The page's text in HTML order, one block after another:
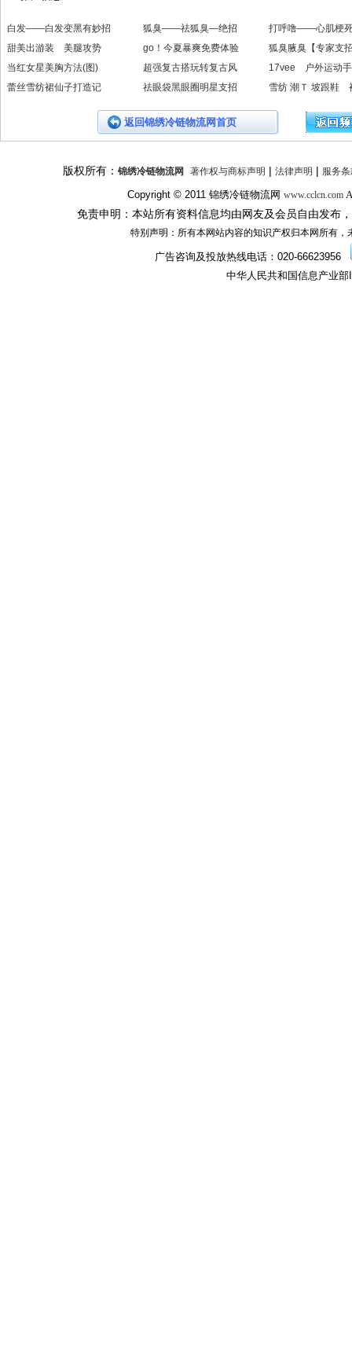
白发——白发变黑有妙招 狐臭——祛狐臭—绝招
打呼噜——心肌梗
甜美出游装 美腿攻势
go！今夏暴爽免费体验
狐臭腋臭【专家支
当红女星美胸方法(图)
超强复古搭玩转复古风
17vee 户外运动
蕾丝雪纺裙仙子打造记
祛眼袋黑眼圈明星支招 雪纺 潮Ｔ 坡跟鞋
返回锦绣冷链物流网首页
版权所有： 锦绣冷链物流网 著作权与商标声明 | 法律声明 | 服务条
Copyright © 2011 锦绣冷链物流网 www.cclcn.com
免责申明：本站所有资料信息均由网友及会员自由发布
特别声明：所有本网站内容的知识产权归本网所有
广告咨询及投放热线电话： 020-66623956
中华人民共和国信息产业